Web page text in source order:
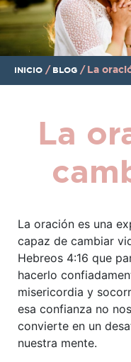
INICIO / BLOG / La
La
La oración es una
capaz de cambiar
Hebreos 4:16 que
hacerlo
misericordia y
esa confianza no
convierte en un
nuestra mente.